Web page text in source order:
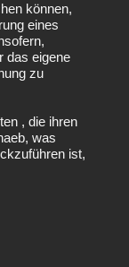
können,
eines
das eigene
zu
, die ihren
was
ist,